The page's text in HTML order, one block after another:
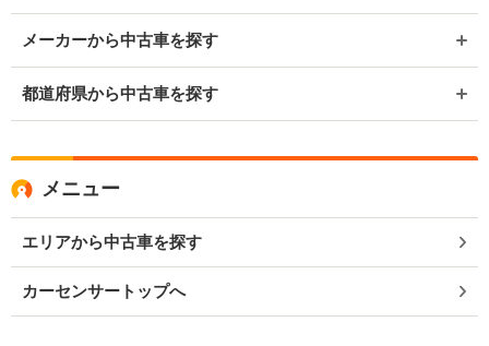
メーカーから中古車を探す
都道府県から中古車を探す
メニュー
エリアから中古車を探す
カーセンサートップへ